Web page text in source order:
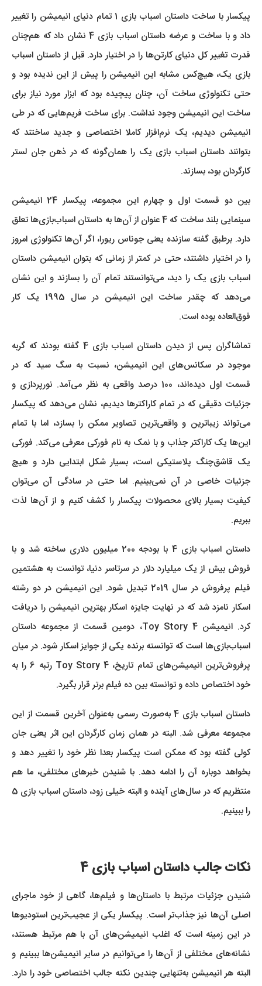
پیکسار با ساخت داستان اسباب بازی 1 تمام دنیای انیمیشن را تغییر
داد و با ساخت و عرضه داستان اسباب بازی 4 نشان داد که هم‌چنان
قدرت تغییر کل دنیای کارتن‌ها را در اختیار دارد. قبل از داستان اسباب
بازی یک، هیچ‌کس مشابه این انیمیشن را پیش از این ندیده بود و
حتی تکنولوژی ساخت آن، چنان پیچیده بود که ابزار مورد نیاز برای
ساخت این انیمیشن وجود نداشت. برای ساخت فریم‌هایی که در طی
انیمیشن دیدیم، یک نرم‌افزار کاملا اختصاصی و جدید ساختند که
بتوانند داستان اسباب بازی یک را همان‌گونه که در ذهن جان لستر
کارگردان بود، بسازند.
بین دو قسمت اول و چهارم این مجموعه، پیکسار 24 انیمیشن
سینمایی بلند ساخت که 4 عنوان از آن‌ها به داستان اسباب‌بازی‌ها تعلق
دارد. برطبق گفته سازنده یعنی جوناس ریورا، اگر آن‌ها تکنولوژی امروز
را در اختیار داشتند، حتی در کمتر از زمانی که بتوان انیمیشن داستان
اسباب بازی یک را دید، می‌توانستند تمام آن را بسازند و این نشان
می‌دهد که چقدر ساخت این انیمیشن در سال‌ 1995 یک کار
فوق‌العاده بوده است.
تماشاگران پس از دیدن داستان اسباب بازی 4 گفته بودند که گربه
موجود در سکانس‌های این انیمیشن، نسبت به سگ سید که در
قسمت اول دیده‌اند، 100 درصد واقعی‌ به نظر می‌آمد. نورپردازی و
جزئیات دقیقی که در تمام کاراکترها دیدیم، نشان می‌دهد که پیکسار
می‌تواند زیباترین و واقعی‌ترین تصاویر ممکن را بسازد، اما با تمام
این‌ها یک کاراکتر جذاب و با نمک به نام فورکی معرفی می‌کند. فورکی
یک قاشق‌چنگ پلاستیکی است، بسیار شکل ابتدایی دارد و هیچ
جزئیات خاصی در آن نمی‌بینیم. اما حتی در سادگی آن می‌توان
کیفیت بسیار بالای محصولات پیکسار را کشف کنیم و از آن‌ها لذت
ببریم.
داستان اسباب بازی 4 با بودجه 200 میلیون دلاری ساخته شد و با
فروش بیش از یک میلیارد دلار در سرتاسر دنیا، توانست به هشتمین
فیلم پرفروش در سال 2019 تبدیل شود. این انیمیشن در دو رشته
اسکار نامزد شد که در نهایت جایزه اسکار بهترین انیمیشن را دریافت
کرد. انیمیشن Toy Story 4، دومین قسمت از مجموعه داستان
اسباب‌بازی‌ها است که توانسته برنده یکی از جوایز اسکار شود. در میان
پرفروش‌ترین انیمیشن‌های تمام تاریخ، Toy Story 4 رتبه 6 را به
خود اختصاص داده و توانسته بین ده فیلم برتر قرار بگیرد.
داستان اسباب بازی 4 به‌صورت رسمی به‌عنوان آخرین قسمت از این
مجموعه معرفی شد. البته در همان زمان کارگردان این اثر یعنی جان
کولی گفته بود که ممکن است پیکسار بعدا نظر خود را تغییر دهد و
بخواهد دوباره آن را ادامه دهد. با شنیدن خبرهای مختلفی، ما هم
منتظریم که در سال‌های آینده و البته خیلی زود، داستان اسباب بازی 5
را ببینیم.
نکات جالب داستان اسباب بازی 4
شنیدن جزئیات مرتبط با داستان‌ها و فیلم‌ها، گاهی از خود ماجرای
اصلی آن‌ها نیز جذاب‌تر است. پیکسار یکی از عجیب‌ترین استودیوها
در این زمینه است که اغلب انیمیشن‌های آن با هم مرتبط هستند،
نشانه‌های مختلفی از آن‌ها را می‌توانیم در سایر انیمیشن‌ها ببینیم و
البته هر انیمیشن به‌تنهایی چندین نکته جالب اختصاصی خود را دارد.